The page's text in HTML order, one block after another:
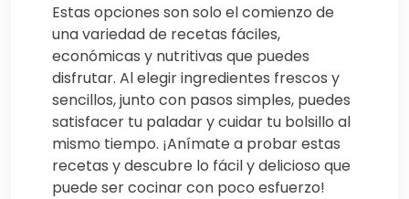
Estas opciones son solo el comienzo de
una variedad de recetas fáciles,
económicas y nutritivas que puedes
disfrutar. Al elegir ingredientes frescos y
sencillos, junto con pasos simples, puedes
satisfacer tu paladar y cuidar tu bolsillo al
mismo tiempo. ¡Anímate a probar estas
recetas y descubre lo fácil y delicioso que
puede ser cocinar con poco esfuerzo!